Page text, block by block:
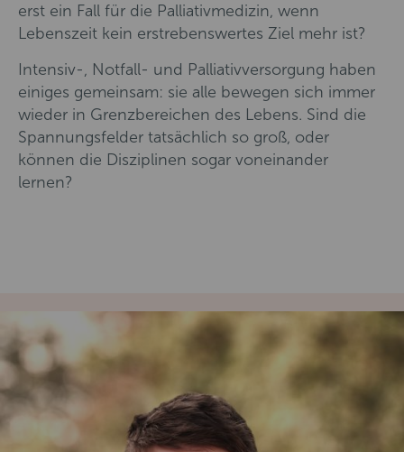
erst ein Fall für die Palliativmedizin, wenn
Lebenszeit kein erstrebenswertes Ziel mehr ist?
Intensiv-, Notfall- und Palliativversorgung haben
einiges gemeinsam: sie alle bewegen sich immer
wieder in Grenzbereichen des Lebens. Sind die
Spannungsfelder tatsächlich so groß, oder
können die Disziplinen sogar voneinander
lernen?